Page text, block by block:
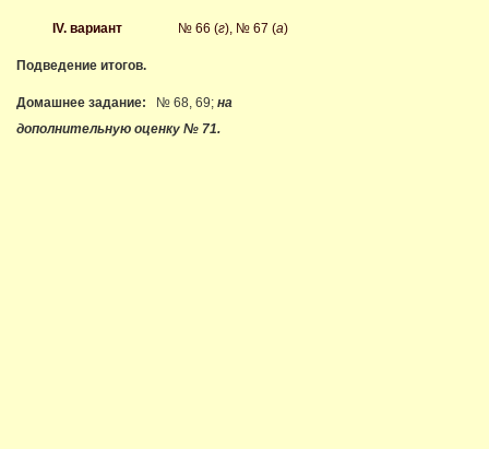
IV. вариант № 66 (г), № 67 (а)
Подведение итогов.
Домашнее задание: № 68, 69; на
дополнительную оценку № 71.